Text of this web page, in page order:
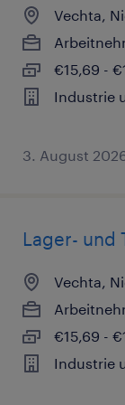
Vechta,
€15,69 -
Industrie
3. August
Lager- und
Vechta,
€15,69 -
Industrie